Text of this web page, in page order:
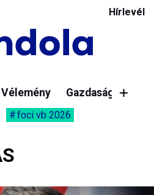
Hírlevél
Vélemény Gazdaság
foci vb 2026